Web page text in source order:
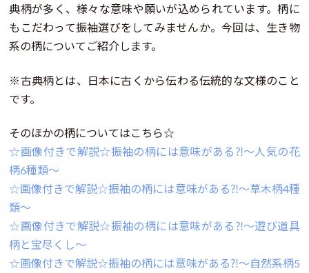
典柄が多く、様々な意味や願いが込められています。柄に
もこだわって振袖選びをしてみませんか。今回は、生き物
系の柄についてご紹介します。
※古典柄とは、日本に古くから伝わる伝統的な文様のこと
です。
そのほかの柄についてはこちら☆
☆画像付きで解説☆振袖の柄には意味がある⁈～人気の花
柄6種類～
☆画像付きで解説☆振袖の柄には意味がある⁈～草木柄4種
類～
☆画像付きで解説☆振袖の柄には意味がある⁈～遊び道具
柄と宝尽くし～
☆画像付きで解説☆振袖の柄には意味がある⁈～自然系柄5